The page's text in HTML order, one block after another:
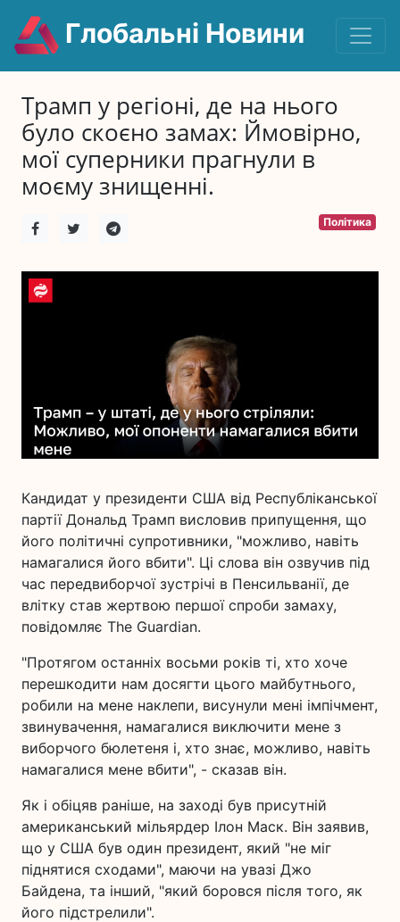
Глобальні Новини
Трамп у регіоні, де на нього
було скоєно замах: Ймовірно,
мої суперники прагнули в
моєму знищенні.
Політика
Кандидат у президенти США від Республіканської
партії Дональд Трамп висловив припущення, що
його політичні супротивники, "можливо, навіть
намагалися його вбити". Ці слова він озвучив під
час передвиборчої зустрічі в Пенсильванії, де
влітку став жертвою першої спроби замаху,
повідомляє The Guardian.
"Протягом останніх восьми років ті, хто хоче
перешкодити нам досягти цього майбутнього,
робили на мене наклепи, висунули мені імпічмент,
звинувачення, намагалися виключити мене з
виборчого бюлетеня і, хто знає, можливо, навіть
намагалися мене вбити", - сказав він.
Як і обіцяв раніше, на заході був присутній
американський мільярдер Ілон Маск. Він заявив,
що у США був один президент, який "не міг
піднятися сходами", маючи на увазі Джо
Байдена, та інший, "який боровся після того, як
його підстрелили".